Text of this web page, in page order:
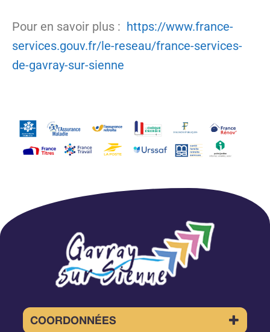
Pour en savoir plus : https://www.france-
services.gouv.fr/le-reseau/france-services-
de-gavray-sur-sienne
COORDONNÉES